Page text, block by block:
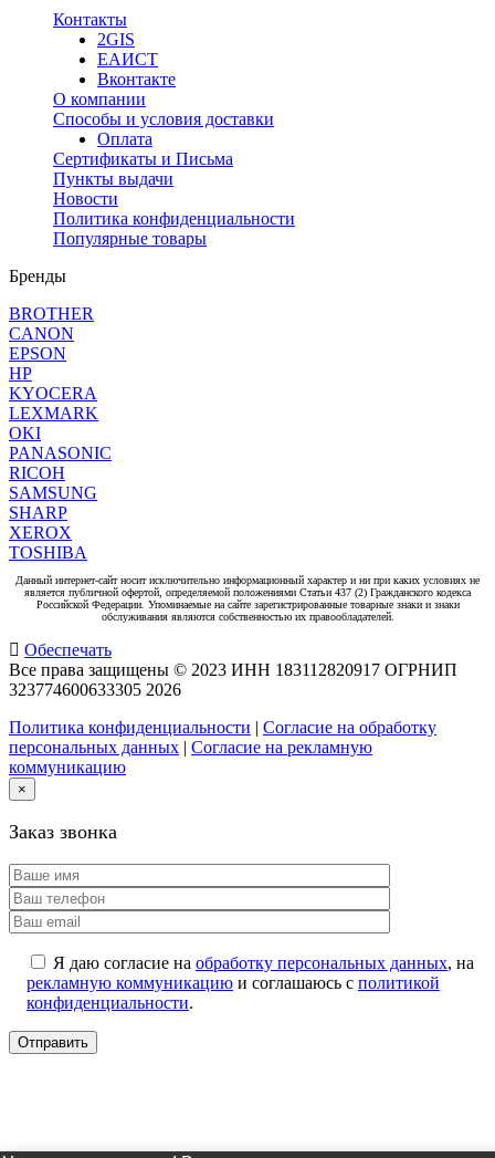
Контакты
2GIS
ЕАИСТ
Вконтакте
О компании
Способы и условия доставки
Оплата
Сертификаты и Письма
Пункты выдачи
Новости
Политика конфиденциальности
Популярные товары
Бренды
BROTHER
CANON
EPSON
HP
KYOCERA
LEXMARK
OKI
PANASONIC
RICOH
SAMSUNG
SHARP
XEROX
TOSHIBA
Данный интернет-сайт носит исключительно информационный характер и ни при каких условиях не
является публичной офертой, определяемой положениями Статьи 437 (2) Гражданского кодекса
Российской Федерации. Упоминаемые на сайте зарегистрированные товарные знаки и знаки
обслуживания являются собственностью их правообладателей.
Обеспечать
Все права защищены © 2023 ИНН 183112820917 ОГРНИП
323774600633305 2026
Политика конфиденциальности | Согласие на обработку
персональных данных | Согласие на рекламную
коммуникацию
×
Заказ звонка
Я даю согласие на обработку персональных данных, на
рекламную коммуникацию и соглашаюсь с политикой
конфиденциальности.